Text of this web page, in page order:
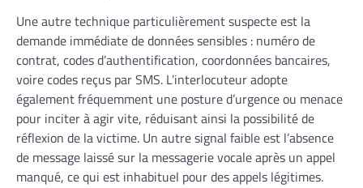
Une autre technique particulièrement suspecte est la
demande immédiate de données sensibles : numéro de
contrat, codes d’authentification, coordonnées bancaires,
voire codes reçus par SMS. L’interlocuteur adopte
également fréquemment une posture d’urgence ou menace
pour inciter à agir vite, réduisant ainsi la possibilité de
réflexion de la victime. Un autre signal faible est l’absence
de message laissé sur la messagerie vocale après un appel
manqué, ce qui est inhabituel pour des appels légitimes.